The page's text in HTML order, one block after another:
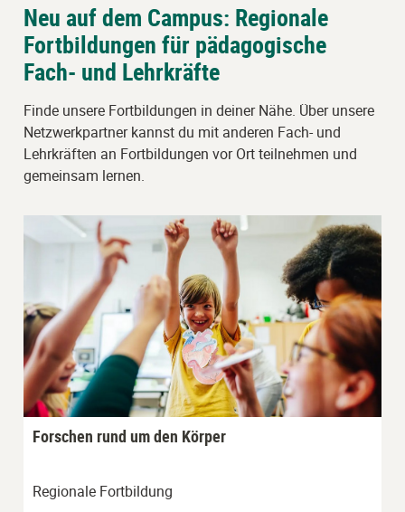
Block
Piastrelle
überspringen
Neu auf dem Campus: Regionale
Fortbildungen für pädagogische
Fach- und Lehrkräfte
Finde unsere Fortbildungen in deiner Nähe. Über unsere
Netzwerkpartner kannst du mit anderen Fach- und
Lehrkräften an Fortbildungen vor Ort teilnehmen und
gemeinsam lernen.
Forschen rund um den Körper
Regionale Fortbildung